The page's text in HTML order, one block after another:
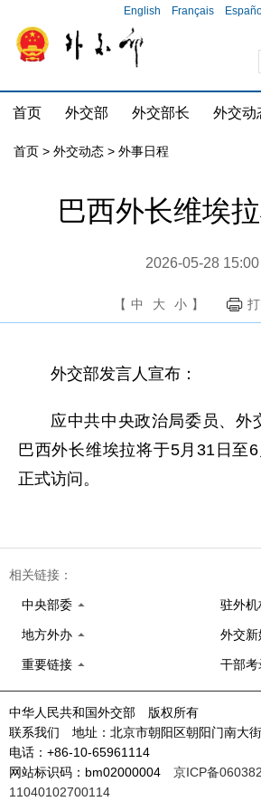
English Français
首页 外交部 外交部长 外交动
首页 > 外交动态 > 外事日程
巴西外长维埃
2026-05-28 15:00
【 中 大 小 】
外交部发言人宣布：
应中共中央政治局委员、外
巴西外长维埃拉将于5月31日至
正式访问。
相关链接：
中央部委 驻外机
地方外办 外交新
重要链接 干部考
中华人民共和国外交部 版权所有
联系我们 地址：北京市朝阳区朝阳门南
电话：+86-10-65961114
网站标识码：bm02000004 京ICP备
11040102700114